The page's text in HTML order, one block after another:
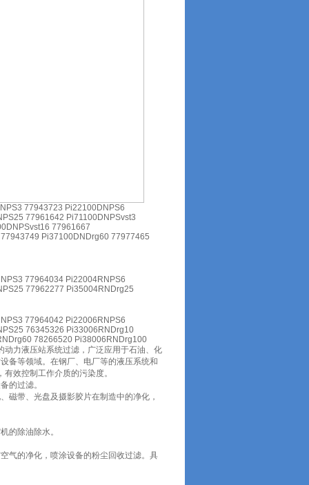
77943723 Pi22100DNPS6
77961642 Pi71100DNPSvst3
77961667
Pi37100DNDrg60 77977465
77964034 Pi22004RNPS6
77962277 Pi35004RNDrg25
77964042 Pi22006RNPS6
76345326 Pi33006RNDrg10
78266520 Pi38006RNDrg100
力液压站系统过滤，广泛应用于石油、化
备等领域。在钢厂、电厂等的液压系统和
效控制工作介质的污染度。
的过滤。
磁带、光盘及摄影胶片在制造中的净化，
的除油除水。
气的净化，喷涂设备的粉尘回收过滤。具